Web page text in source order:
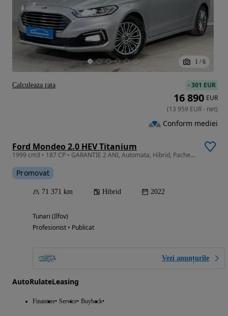
1 / 6
Ford Mondeo 2.0 HEV Titanium
1999 cm3 • 187 CP • GARANTIE 2 ANI, Automata, Hibrid, Pachet iarna, Camera, Pilot adaptiv
Promovat
71 371 km Hibrid 2022
Tunari (Ilfov)
Profesionist • Publicat
Vezi anunțurile
AutoRulateLeasing
Finantare Service Buyback
-301 EUR
16 890 EUR
(13 959 EUR- net)
Conform mediei
Calculeaza rata